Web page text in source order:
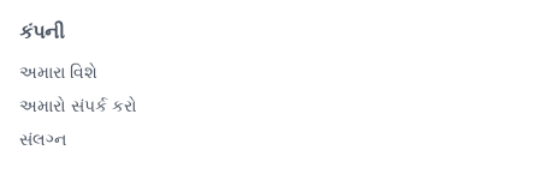
કંપની
અમારા વિશે
અમારો સંપર્ક કરો
સંલગ્ન